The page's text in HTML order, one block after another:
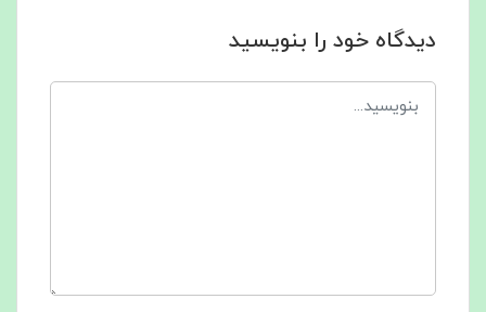
دیدگاه خود را بنویسید